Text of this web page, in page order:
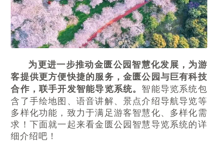
为更进一步推动金匮公园智慧化发展，为游
客提供更方便快捷的服务，金匮公园与巨有科技
合作，联手开发智能导览系统。 智能导览系统包
含了手绘地图、语音讲解、景点介绍导航导览等
多样化功能，致力于满足游客智慧化、多样化需
求！下面就一起来看金匮公园智慧导览系统的详
细介绍吧！